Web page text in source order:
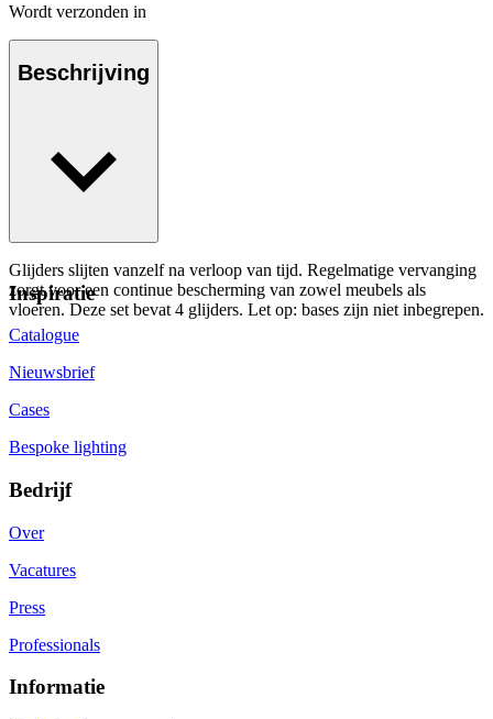
Wordt verzonden in
Beschrijving
Glijders slijten vanzelf na verloop van tijd. Regelmatige vervanging
zorgt voor een continue bescherming van zowel meubels als
vloeren. Deze set bevat 4 glijders. Let op: bases zijn niet inbegrepen.
Inspiratie
Catalogue
Nieuwsbrief
Cases
Bespoke lighting
Bedrijf
Over
Vacatures
Press
Professionals
Informatie